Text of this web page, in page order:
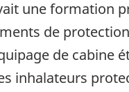
une formation
de
de cabine
inhalateurs